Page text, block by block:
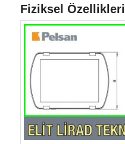
Fiziksel Özellikleri